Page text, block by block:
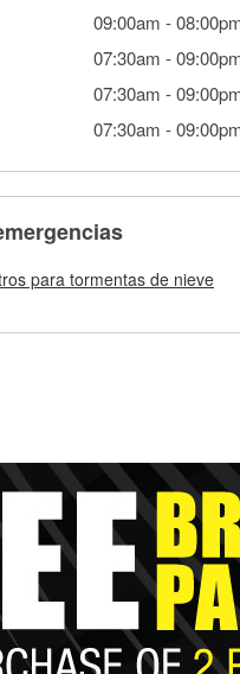
09:00am -
07:30am -
07:30am -
07:30am -
para tormentas de nieve